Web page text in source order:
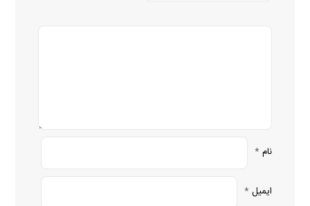
نام *
ایمیل *